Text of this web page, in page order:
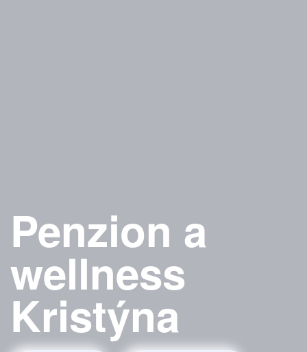
Penzion a
wellness
Kristýna